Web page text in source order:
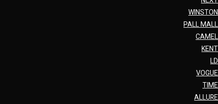
WINSTON
PALL MALL
CAMEL
KENT
LD
VOGUE
TIME
ALLURE